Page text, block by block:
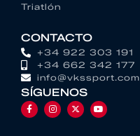
Triatlón
CONTACTO
+34 922 303 191
+34 662 342 177
info@vkssport.com
SÍGUENOS